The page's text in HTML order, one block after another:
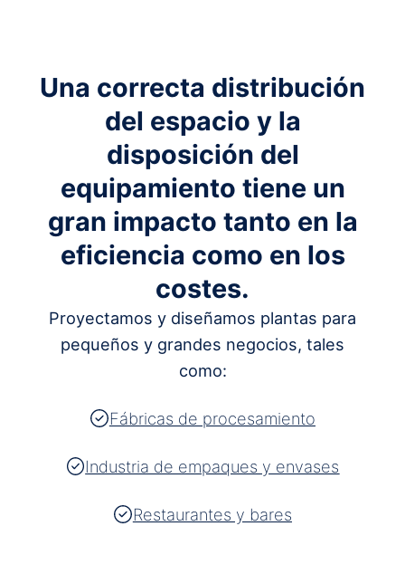
Una correcta distribución
del espacio y la
disposición del
equipamiento tiene un
gran impacto tanto en la
eficiencia como en los
costes.
Proyectamos y diseñamos plantas para
pequeños y grandes negocios, tales
como:
Fábricas de procesamiento
Industria de empaques y envases
Restaurantes y bares